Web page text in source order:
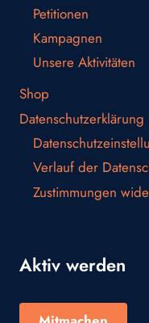
Petitionen
Kampagnen
Unsere Aktivitäten
Shop
Datenschutzerklärung
Verlauf der
Zustimmungen
Aktiv werden